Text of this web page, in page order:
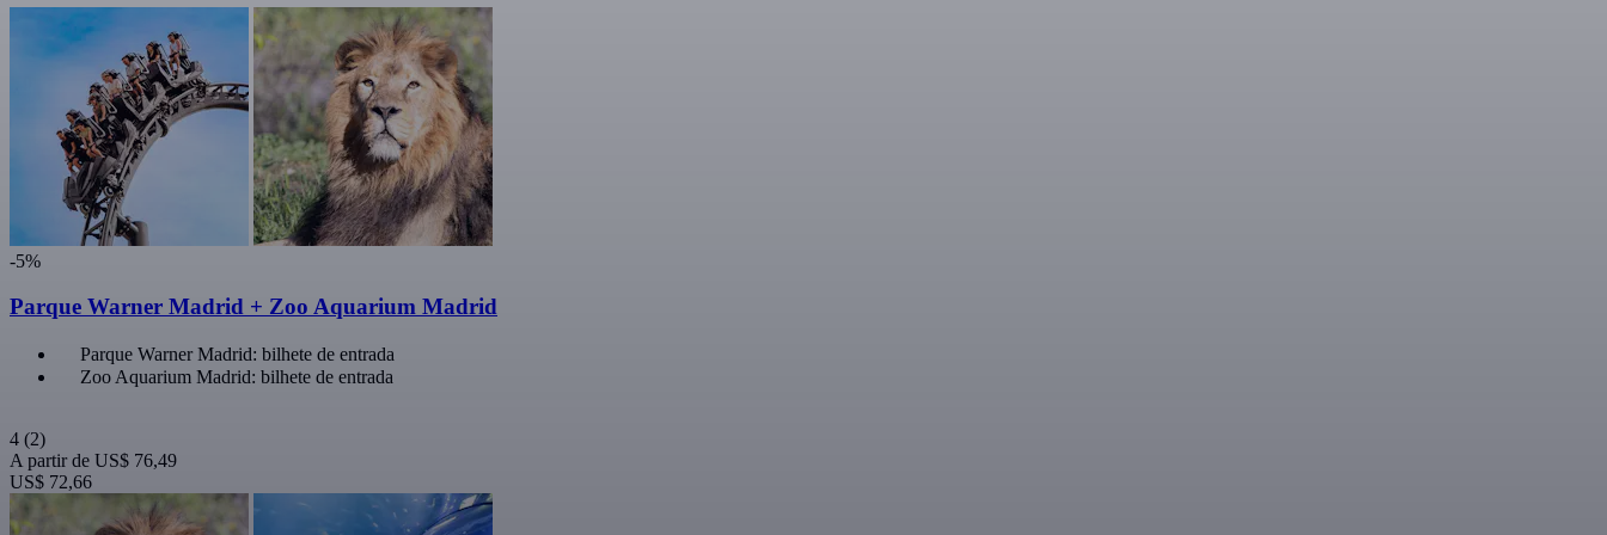
-5%
Parque Warner Madrid + Zoo Aquarium Madrid
Parque Warner Madrid: bilhete de entrada
Zoo Aquarium Madrid: bilhete de entrada
4 (2)
A partir de US$ 76,49
US$ 72,66